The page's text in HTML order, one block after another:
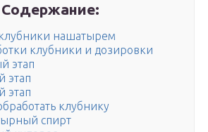
Содержание:
нашатырем
клубники и дозировки
этап
этап
этап
клубнику
спирт